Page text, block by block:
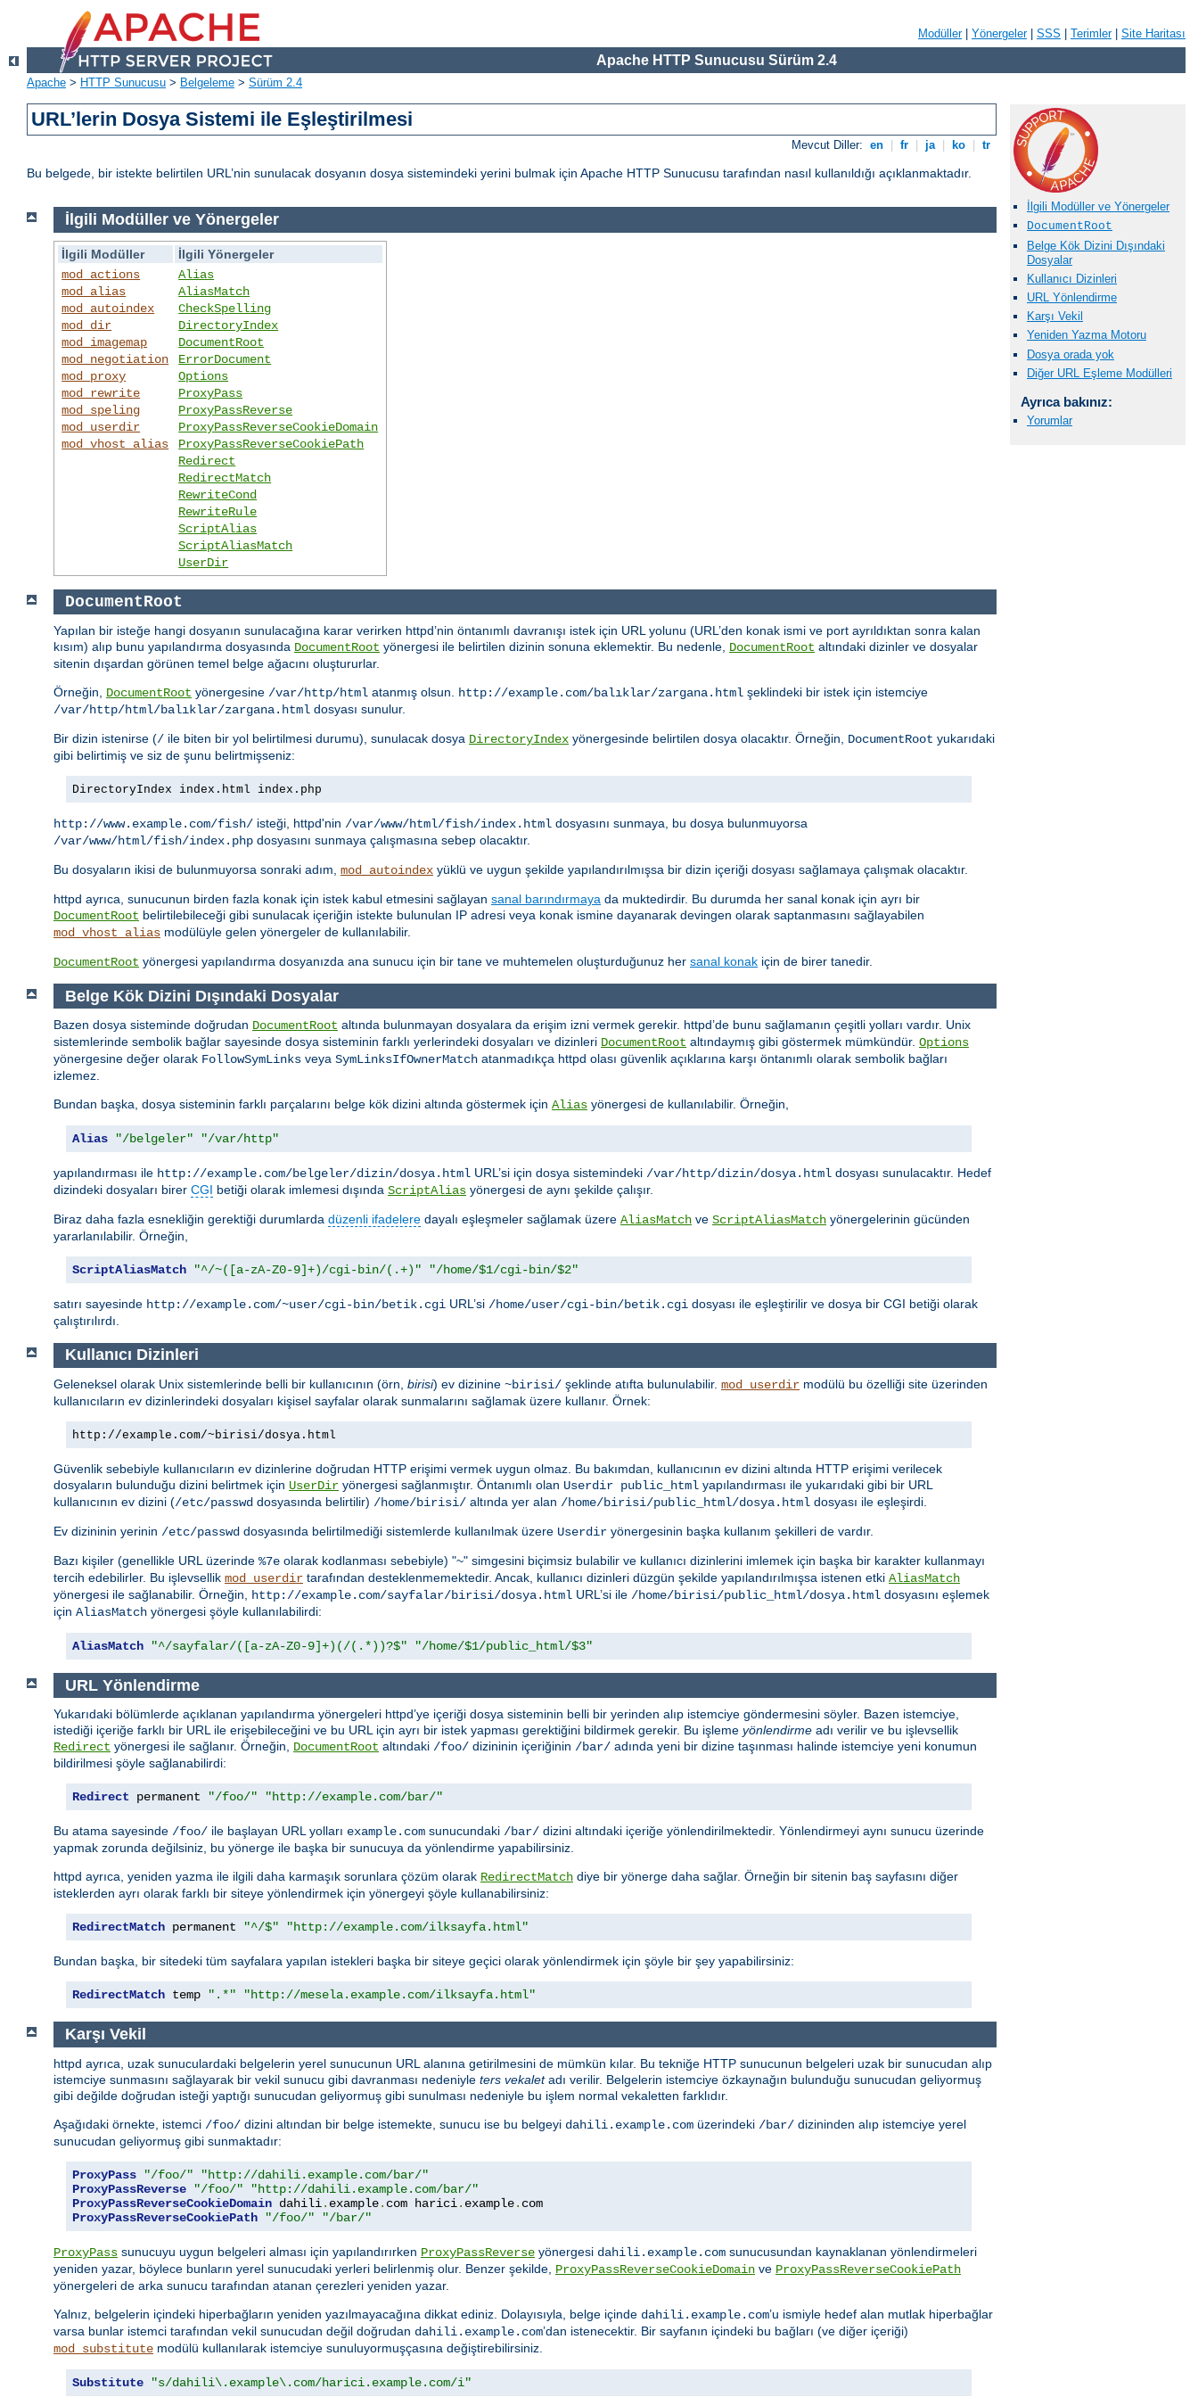
Modüller| Yönergeler| SSS Terimler| Site Haritası
Apache HTTP Sunucusu Sürüm 2.4
Apache > HTTP Sunucusu > Belgeleme > Sürüm 2.4
URL’lerin Dosya Sistemi ile Eşleştirilmesi
Mevcut Diller: en fr ja ko tr
Bu belgede, bir istekte belirtilen URL’nin sunulacak dosyanın dosya sistemindeki yerini bulmak için Apache HTTP Sunucusu tarafından nasıl kullanıldığı açıklanmaktadır.
İlgili Modüller ve Yönergeler
DocumentRoot
Belge Kök Dizini Dışındaki
Dosyalar
Kullanıcı Dizinleri
URL Yönlendirme
Karşı Vekil
Yeniden Yazma Motoru
Dosya orada yok
Diğer URL Eşleme Modülleri
Ayrıca bakınız:
Yorumlar
İlgili Modüller ve Yönergeler
İlgili Modüller
İlgili Yönergeler
mod_actions
mod_alias
mod_autoindex
mod_dir
mod_imagemap
mod_negotiation
mod_proxy
mod_rewrite
mod_speling
mod_userdir
mod_vhost_alias
Alias
AliasMatch
CheckSpelling
DirectoryIndex
DocumentRoot
ErrorDocument
Options
ProxyPass
ProxyPassReverse
ProxyPassReverseCookieDomain
ProxyPassReverseCookiePath
Redirect
RedirectMatch
RewriteCond
RewriteRule
ScriptAlias
ScriptAliasMatch
UserDir
DocumentRoot
Yapılan bir isteğe hangi dosyanın sunulacağına karar verirken httpd’nin öntanımlı davranışı istek için URL yolunu (URL’den konak ismi ve port ayrıldıktan sonra kalan
kısım) alıp bunu yapılandırma dosyasında DocumentRoot yönergesi ile belirtilen dizinin sonuna eklemektir. Bu nedenle, DocumentRoot altındaki dizinler ve dosyalar
sitenin dışardan görünen temel belge ağacını oluştururlar.
Örneğin, DocumentRoot yönergesine /var/http/html atanmış olsun. http://example.com/balıklar/zargana.html şeklindeki bir istek için istemciye
/var/http/html/balıklar/zargana.html dosyası sunulur.
Bir dizin istenirse (/ ile biten bir yol belirtilmesi durumu), sunulacak dosya DirectoryIndex yönergesinde belirtilen dosya olacaktır. Örneğin, DocumentRoot yukarıdaki
gibi belirtimiş ve siz de şunu belirtmişseniz:
DirectoryIndex index.html index.php
http://www.example.com/fish/ isteği, httpd'nin /var/www/html/fish/index.html dosyasını sunmaya, bu dosya bulunmuyorsa
/var/www/html/fish/index.php dosyasını sunmaya çalışmasına sebep olacaktır.
Bu dosyaların ikisi de bulunmuyorsa sonraki adım, mod_autoindex yüklü ve uygun şekilde yapılandırılmışsa bir dizin içeriği dosyası sağlamaya çalışmak olacaktır.
httpd ayrıca, sunucunun birden fazla konak için istek kabul etmesini sağlayan sanal barındırmaya da muktedirdir. Bu durumda her sanal konak için ayrı bir
DocumentRoot belirtilebileceği gibi sunulacak içeriğin istekte bulunulan IP adresi veya konak ismine dayanarak devingen olarak saptanmasını sağlayabilen
mod_vhost_alias modülüyle gelen yönergeler de kullanılabilir.
DocumentRoot yönergesi yapılandırma dosyanızda ana sunucu için bir tane ve muhtemelen oluşturduğunuz her sanal konak için de birer tanedir.
Belge Kök Dizini Dışındaki Dosyalar
Bazen dosya sisteminde doğrudan DocumentRoot altında bulunmayan dosyalara da erişim izni vermek gerekir. httpd’de bunu sağlamanın çeşitli yolları vardır. Unix
sistemlerinde sembolik bağlar sayesinde dosya sisteminin farklı yerlerindeki dosyaları ve dizinleri DocumentRoot altındaymış gibi göstermek mümkündür. Options
yönergesine değer olarak FollowSymLinks veya SymLinksIfOwnerMatch atanmadıkça httpd olası güvenlik açıklarına karşı öntanımlı olarak sembolik bağları
izlemez.
Bundan başka, dosya sisteminin farklı parçalarını belge kök dizini altında göstermek için Alias yönergesi de kullanılabilir. Örneğin,
Alias "/belgeler" "/var/http"
yapılandırması ile http://example.com/belgeler/dizin/dosya.html URL’si için dosya sistemindeki /var/http/dizin/dosya.html dosyası sunulacaktır. Hedef
dizindeki dosyaları birer CGI betiği olarak imlemesi dışında ScriptAlias yönergesi de aynı şekilde çalışır.
Biraz daha fazla esnekliğin gerektiği durumlarda düzenli ifadelere dayalı eşleşmeler sağlamak üzere AliasMatch ve ScriptAliasMatch yönergelerinin gücünden
yararlanılabilir. Örneğin,
ScriptAliasMatch "^/~([a-zA-Z0-9]+)/cgi-bin/(.+)" "/home/$1/cgi-bin/$2"
satırı sayesinde http://example.com/~user/cgi-bin/betik.cgi URL’si /home/user/cgi-bin/betik.cgi dosyası ile eşleştirilir ve dosya bir CGI betiği olarak
çalıştırılırdı.
Kullanıcı Dizinleri
Geleneksel olarak Unix sistemlerinde belli bir kullanıcının (örn, birisi) ev dizinine ~birisi/ şeklinde atıfta bulunulabilir. mod_userdir modülü bu özelliği site üzerinden
kullanıcıların ev dizinlerindeki dosyaları kişisel sayfalar olarak sunmalarını sağlamak üzere kullanır. Örnek:
http://example.com/~birisi/dosya.html
Güvenlik sebebiyle kullanıcıların ev dizinlerine doğrudan HTTP erişimi vermek uygun olmaz. Bu bakımdan, kullanıcının ev dizini altında HTTP erişimi verilecek
dosyaların bulunduğu dizini belirtmek için UserDir yönergesi sağlanmıştır. Öntanımlı olan Userdir public_html yapılandırması ile yukarıdaki gibi bir URL
kullanıcının ev dizini (/etc/passwd dosyasında belirtilir) /home/birisi/ altında yer alan /home/birisi/public_html/dosya.html dosyası ile eşleşirdi.
Ev dizininin yerinin /etc/passwd dosyasında belirtilmediği sistemlerde kullanılmak üzere Userdir yönergesinin başka kullanım şekilleri de vardır.
Bazı kişiler (genellikle URL üzerinde %7e olarak kodlanması sebebiyle) "~" simgesini biçimsiz bulabilir ve kullanıcı dizinlerini imlemek için başka bir karakter kullanmayı
tercih edebilirler. Bu işlevsellik mod_userdir tarafından desteklenmemektedir. Ancak, kullanıcı dizinleri düzgün şekilde yapılandırılmışsa istenen etki AliasMatch
yönergesi ile sağlanabilir. Örneğin,
http://example.com/sayfalar/birisi/dosya.html URL’si ile /home/birisi/public_html/dosya.html dosyasını eşlemek
için AliasMatch yönergesi şöyle kullanılabilirdi:
AliasMatch "^/sayfalar/([a-zA-Z0-9]+)(/(.*))?$" "/home/$1/public_html/$3"
URL Yönlendirme
Yukarıdaki bölümlerde açıklanan yapılandırma yönergeleri httpd’ye içeriği dosya sisteminin belli bir yerinden alıp istemciye göndermesini söyler. Bazen istemciye,
istediği içeriğe farklı bir URL ile erişebileceğini ve bu URL için ayrı bir istek yapması gerektiğini bildirmek gerekir. Bu işleme yönlendirme adı verilir ve bu işlevsellik
Redirect yönergesi ile sağlanır. Örneğin, DocumentRoot altındaki /foo/ dizininin içeriğinin /bar/ adında yeni bir dizine taşınması halinde istemciye yeni konumun
bildirilmesi şöyle sağlanabilirdi:
Redirect permanent "/foo/" "http://example.com/bar/"
Bu atama sayesinde /foo/ ile başlayan URL yolları example.com sunucundaki /bar/ dizini altındaki içeriğe yönlendirilmektedir. Yönlendirmeyi aynı sunucu üzerinde
yapmak zorunda değilsiniz, bu yönerge ile başka bir sunucuya da yönlendirme yapabilirsiniz.
httpd ayrıca, yeniden yazma ile ilgili daha karmaşık sorunlara çözüm olarak RedirectMatch diye bir yönerge daha sağlar. Örneğin bir sitenin baş sayfasını diğer
isteklerden ayrı olarak farklı bir siteye yönlendirmek için yönergeyi şöyle kullanabilirsiniz:
RedirectMatch permanent "^/$" "http://example.com/ilksayfa.html"
Bundan başka, bir sitedeki tüm sayfalara yapılan istekleri başka bir siteye geçici olarak yönlendirmek için şöyle bir şey yapabilirsiniz:
RedirectMatch temp ".*" "http://mesela.example.com/ilksayfa.html"
Karşı Vekil
httpd ayrıca, uzak sunuculardaki belgelerin yerel sunucunun URL alanına getirilmesini de mümkün kılar. Bu tekniğe HTTP sunucunun belgeleri uzak bir sunucudan alıp
istemciye sunmasını sağlayarak bir vekil sunucu gibi davranması nedeniyle ters vekaletadı verilir. Belgelerin istemciye özkaynağın bulunduğu sunucudan geliyormuş
gibi değilde doğrudan isteği yaptığı sunucudan geliyormuş gibi sunulması nedeniyle bu işlem normal vekaletten farklıdır.
Aşağıdaki örnekte, istemci /foo/ dizini altından bir belge istemekte, sunucu ise bu belgeyi dahili.example.com üzerindeki /bar/ dizininden alıp istemciye yerel
sunucudan geliyormuş gibi sunmaktadır:
ProxyPass "/foo/"
"http://dahili.example.com/bar/"
ProxyPassReverse
"/foo/"
"http://dahili.example.com/bar/"
ProxyPassReverseCookieDomain dahili. example. com harici. example.
ProxyPassReverseCookiePath
"/foo/" "/bar/"
ProxyPass sunucuyu uygun belgeleri alması için yapılandırırken ProxyPassReverse yönergesi dahili.example.com sunucusundan kaynaklanan yönlendirmeleri
yeniden yazar, böylece bunların yerel sunucudaki yerleri belirlenmiş olur. Benzer şekilde, ProxyPassReverseCookieDomain ve ProxyPassReverseCookiePath
yönergeleri de arka sunucu tarafından atanan çerezleri yeniden yazar.
Yalnız, belgelerin içindeki hiperbağların yeniden yazılmayacağına dikkat ediniz. Dolayısıyla, belge içinde dahili.example.com’u ismiyle hedef alan mutlak hiperbağlar
varsa bunlar istemci tarafından vekil sunucudan değil doğrudan dahili.example.com’dan istenecektir. Bir sayfanın içindeki bu bağları (ve diğer içeriği)
mod_substitute modülü kullanılarak istemciye sunuluyormuşçasına değiştirebilirsiniz.
Substitute "s/dahili\.example\.com/harici.example.com/i"